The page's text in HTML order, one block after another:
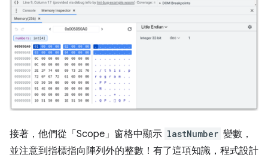
接著，他們從「Scope」 窗格中顯示 lastNumber 變數，
並注意到指標指向陣列外的整數！有了這項知識，程式設計